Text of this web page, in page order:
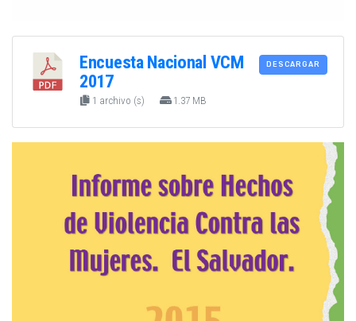
Encuesta Nacional VCM
2017
1 archivo (s) 1.37 MB
DESCARGAR